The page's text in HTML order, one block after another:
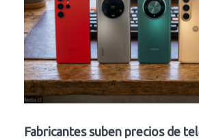
Fabricantes suben precios de